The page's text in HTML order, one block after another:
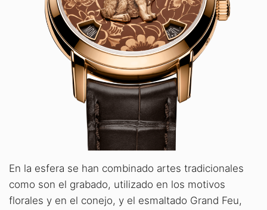
En la esfera se han combinado artes tradicionales
como son el grabado, utilizado en los motivos
florales y en el conejo, y el esmaltado Grand Feu,